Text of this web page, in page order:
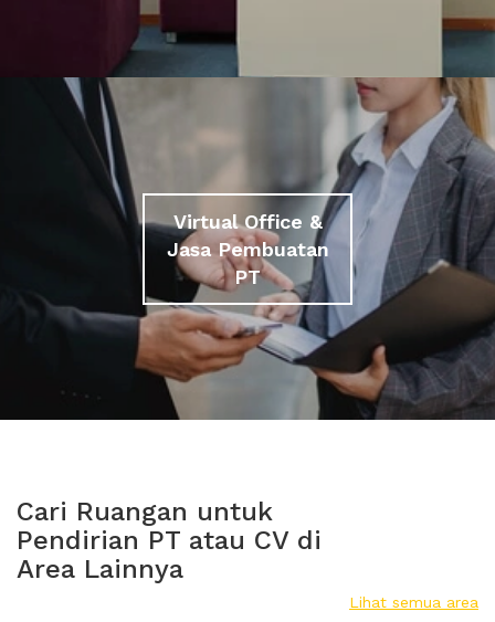
Virtual Office &
Jasa Pembuatan
PT
Cari Ruangan untuk
Pendirian PT atau CV di
Area Lainnya
Lihat semua area